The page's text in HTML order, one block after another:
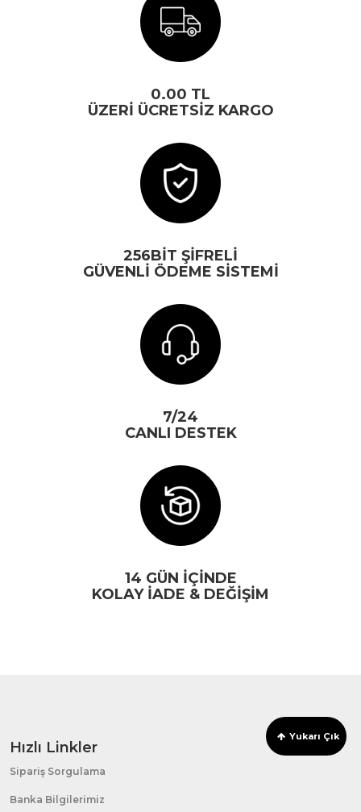
Yukarı Çık
0.00 TL
ÜZERİ ÜCRETSİZ KARGO
256BİT ŞİFRELİ
GÜVENLİ ÖDEME SİSTEMİ
7/24
CANLI DESTEK
14 GÜN İÇİNDE
KOLAY İADE & DEĞİŞİM
Hızlı Linkler
Sipariş Sorgulama
Banka Bilgilerimiz